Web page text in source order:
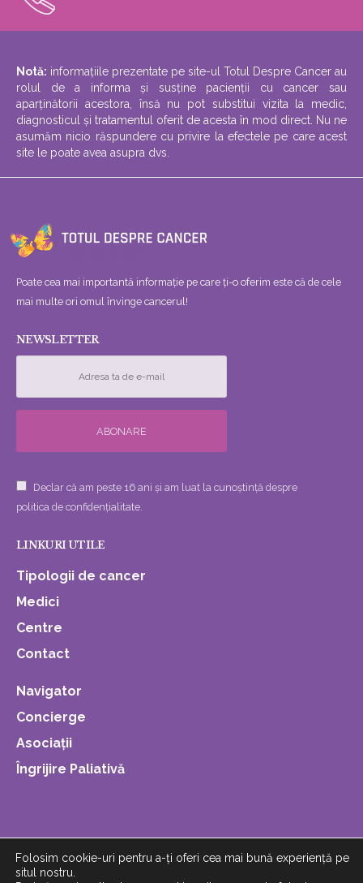
Notă: informațiile prezentate pe site-ul Totul Despre Cancer au
rolul de a informa și susține pacienții cu cancer sau
aparținătorii acestora, însă nu pot substitui vizita la medic,
diagnosticul și tratamentul oferit de acesta în mod direct. Nu ne
asumăm nicio răspundere cu privire la efectele pe care acest
site le poate avea asupra dvs.
Poate cea mai importantă informație pe care ți-o oferim este că de cele
mai multe ori omul învinge cancerul!
NEWSLETTER
Declar că am peste 16 ani și am luat la cunoștință despre
politica de confidențialitate.
LINKURI UTILE
Tipologii de cancer
Medici
Centre
Contact
Navigator
Concierge
Asociații
Îngrijire Paliativă
© Copyright 2019. All Rights Reserved. Powered by
Folosim cookie-uri pentru a-ți oferi cea mai bună experiență pe
situl nostru.